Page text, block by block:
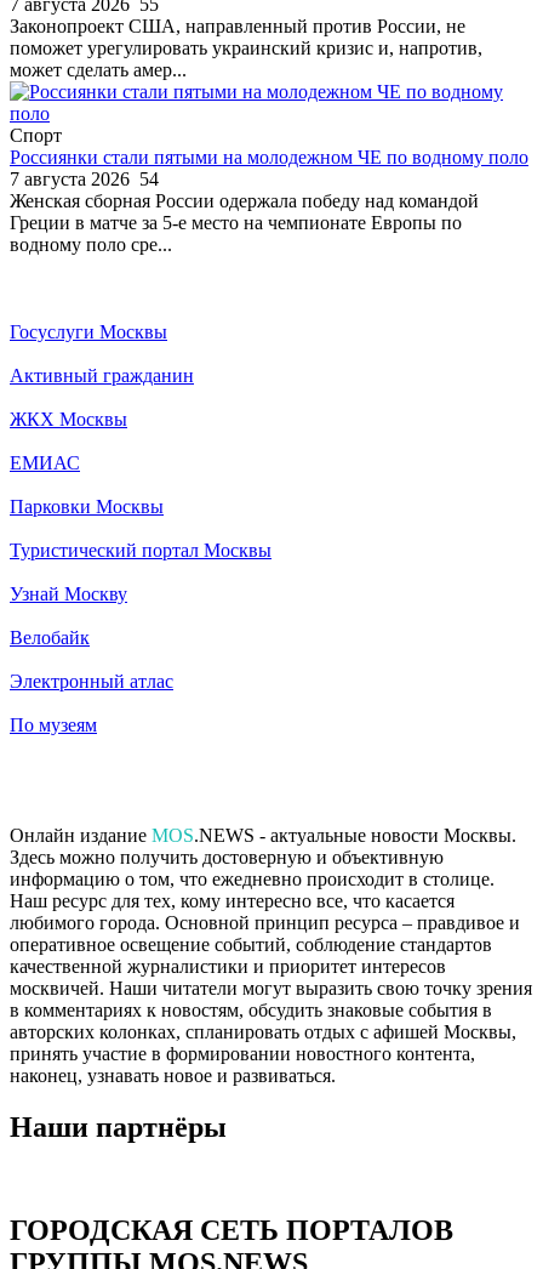
Законопроект США, направленный против России, не
поможет урегулировать украинский кризис и, напротив,
может сделать амер...
Спорт
Россиянки стали пятыми на молодежном ЧЕ по водному поло
7 августа 2026 54
Женская сборная России одержала победу над командой
Греции в матче за 5-е место на чемпионате Европы по
водному поло сре...
Госуслуги Москвы
Активный гражданин
ЖКХ Москвы
ЕМИАС
Парковки Москвы
Туристический портал Москвы
Узнай Москву
Велобайк
Электронный атлас
По музеям
Онлайн издание MOS.NEWS - актуальные новости Москвы.
Здесь можно получить достоверную и объективную
информацию о том, что ежедневно происходит в столице.
Наш ресурс для тех, кому интересно все, что касается
любимого города. Основной принцип ресурса – правдивое и
оперативное освещение событий, соблюдение стандартов
качественной журналистики и приоритет интересов
москвичей. Наши читатели могут выразить свою точку зрения
в комментариях к новостям, обсудить знаковые события в
авторских колонках, спланировать отдых с афишей Москвы,
принять участие в формировании новостного контента,
наконец, узнавать новое и развиваться.
Наши партнёры
ГОРОДСКАЯ СЕТЬ ПОРТАЛОВ
ГРУППЫ MOS.NEWS